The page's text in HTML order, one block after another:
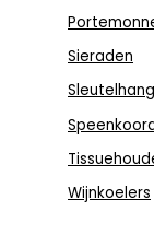
Sieraden
Wijnkoelers